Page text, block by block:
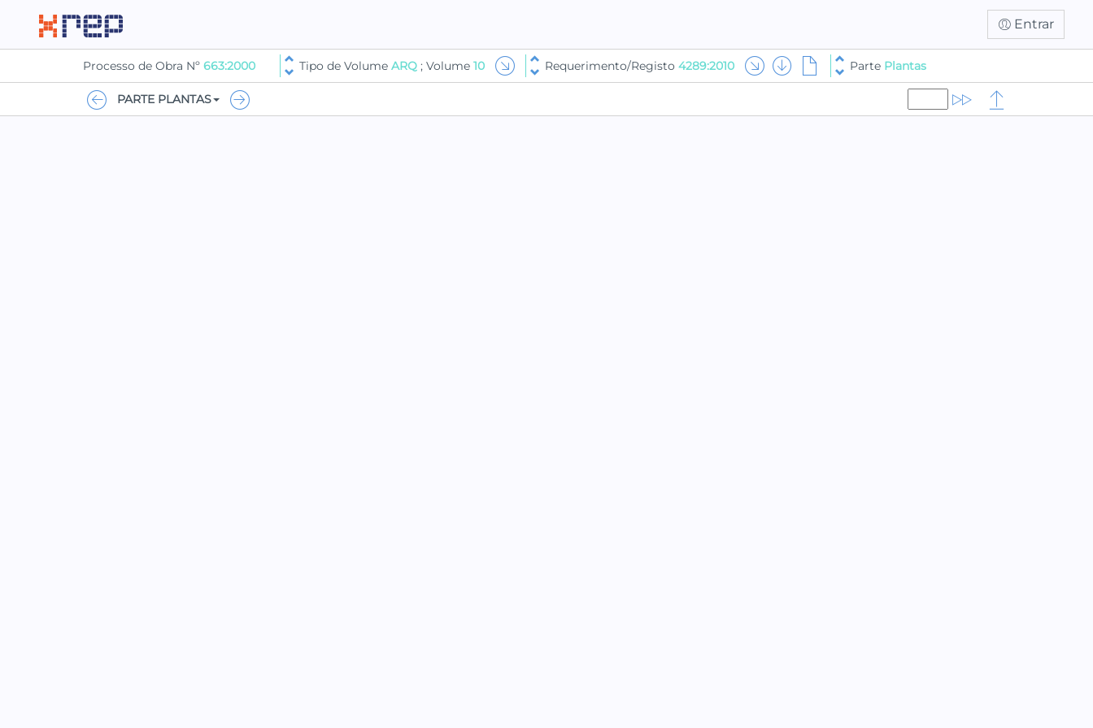
Entrar
Processo de Obra Nº 663:2000 Tipo de Volume ARQ ; Volume 10 Requerimento/Registo 4289:2010 Parte Plantas
PARTE PLANTAS